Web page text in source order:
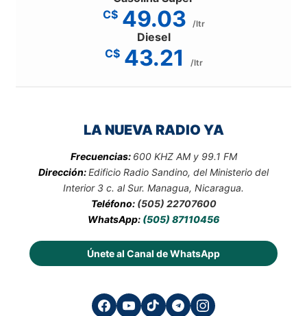
C$ 49.03 /ltr
Diesel
C$ 43.21 /ltr
LA NUEVA RADIO YA
Frecuencias: 600 KHZ AM y 99.1 FM
Dirección:Edificio Radio Sandino, del Ministerio del
Interior 3 c. al Sur. Managua, Nicaragua.
Teléfono: (505) 22707600
WhatsApp: (505) 87110456
Únete al Canal de WhatsApp